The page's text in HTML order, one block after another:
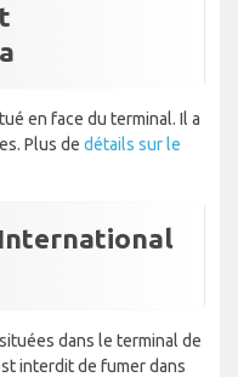
en face du terminal. Il a
Plus de détails sur le
dans le terminal de
interdit de fumer dans